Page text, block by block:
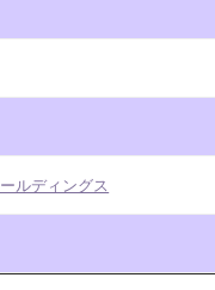
ルディングス